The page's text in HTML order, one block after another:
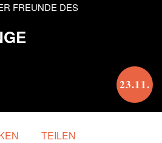
FREUNDE DES
23.11.
TEILEN